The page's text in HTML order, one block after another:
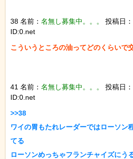
38 名前： 名無し募集中。。。
投稿日
ID:0.net
こういうところの油ってどのくらいで
41 名前： 名無し募集中。。。
投稿日
ID:0.net
>>38
ワイの胃もたれレーダーではローソン
てる
ローソンめっちゃフランチャイズにう